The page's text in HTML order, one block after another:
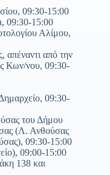
09:30-15:00
09:30-15:00
Αλίμου,
από την
Κων/νου, 09:30-
09:30-
του Δήμου
(Λ. Ανθούσας
09:30-15:00
09:00-15:00
138 και